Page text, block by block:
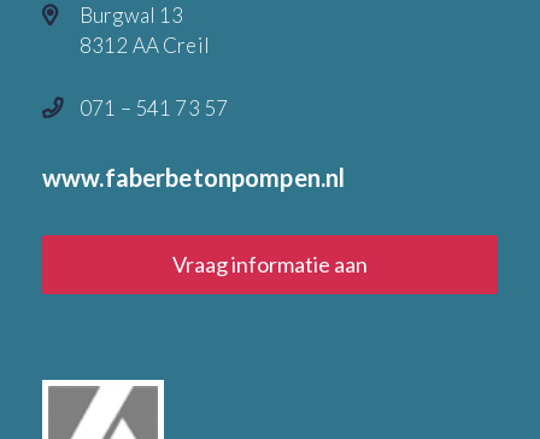
Burgwal 13
8312 AA Creil
071 – 541 73 57
www.faberbetonpompen.nl
Vraag informatie aan